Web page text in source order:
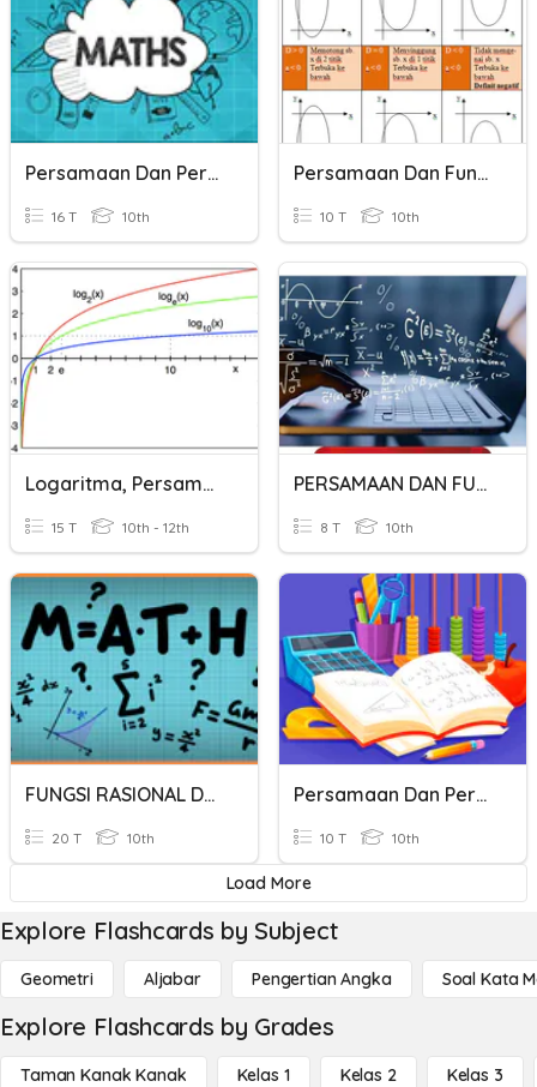
Persamaan Dan Pertidaksamaan Kuadrat-Rasional
16 T 10th
Persamaan Dan Fungsi Kuadrat
10 T 10th
Logaritma, Persamaan, Dan Fungsi Sederhana
15 T 10th - 12th
PERSAMAAN DAN FUNGSI EKSPONEN
8 T 10th
FUNGSI RASIONAL DAN IRASIONAL
20 T 10th
Persamaan Dan Pertidaksamaan Rasional Dan Irasional
10 T 10th
Load More
Explore Flashcards by Subject
Geometri Aljabar Pengertian Angka Soal Kata
Explore Flashcards by Grades
Taman Kanak Kanak Kelas 1 Kelas 2 Kelas 3